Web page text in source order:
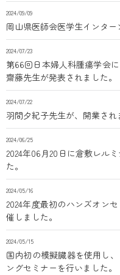
2024/09/09
岡山県医師会医学生インター
2024/07/23
第66回日本婦人科腫瘍学会
齋藤先生が発表されました。
2024/07/22
羽間夕紀子先生が、開業され
2024/06/25
2024年06月20日に倉敷レル
た。
2024/05/16
2024年度最初のハンズオン
催しました。
2024/05/15
国内初の模擬臓器を使用し
ングセミナーを行いました。